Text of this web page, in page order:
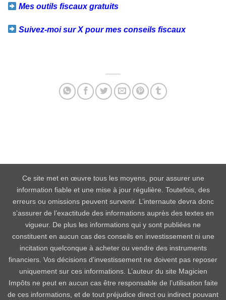
Mes outils fiscaux gratuits
Suivez-moi sur X pour mes conseils fiscaux
Ce site met en œuvre tous les moyens, pour assurer une
information fiable et une mise à jour régulière. Toutefois, des
erreurs ou omissions peuvent survenir. L’internaute devra donc
s’assurer de l’exactitude des informations auprès des textes en
vigueur. De plus les informations qui y sont publiées ne
constituent en aucun cas des conseils en investissement ni une
incitation quelconque à acheter ou vendre des instruments
financiers. Vos décisions d'investissement ne doivent pas reposer
uniquement sur ces informations. L’auteur du site Magicien
Impôts ne peut en aucun cas être responsable de l’utilisation faite
de ces informations, et de tout préjudice direct ou indirect pouvant